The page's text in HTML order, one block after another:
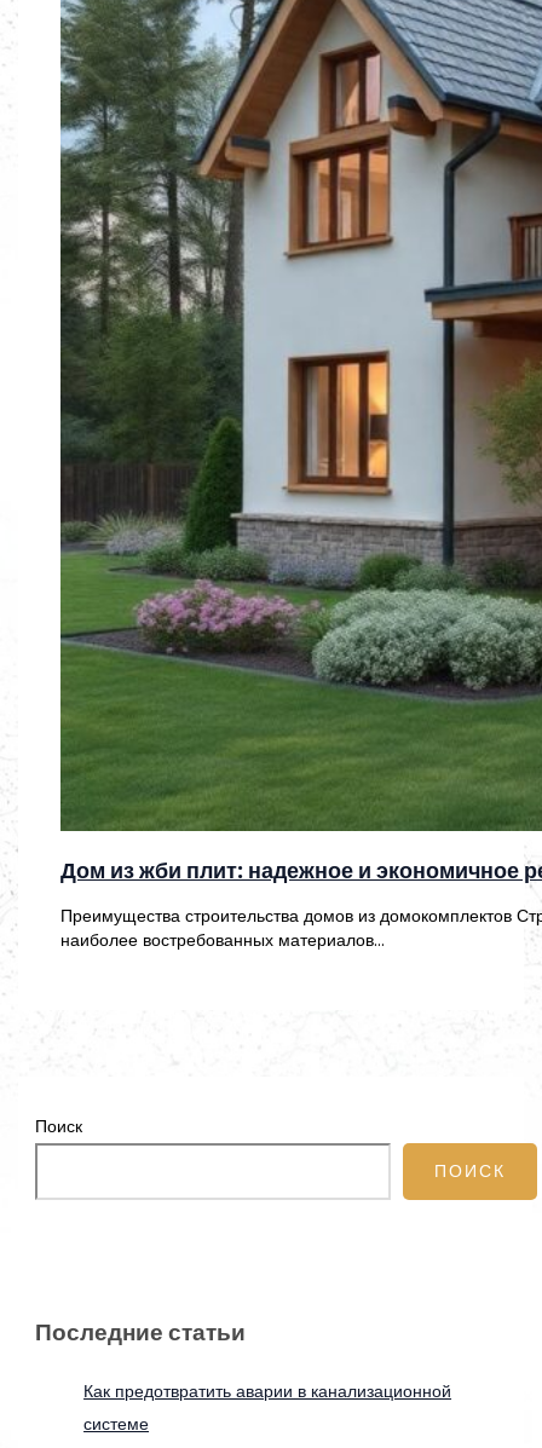
Дом из жби плит: надежное и экономичное
Преимущества строительства домов из домокомплектов
наиболее востребованных материалов…
Поиск
ПОИСК
Последние статьи
Как предотвратить аварии в канализационной
системе